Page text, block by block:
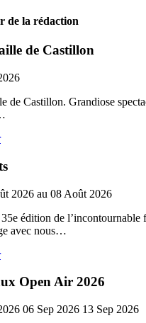
de la rédaction
de Castillon
de Castillon. Grandiose
2026 au 08 Août 2026
35e édition de
avec nous…
Open Air 2026
06 Sep 2026 13 Sep 2026